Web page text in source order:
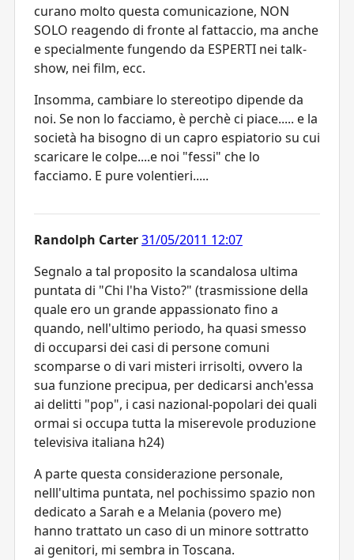
curano molto questa comunicazione, NON
SOLO reagendo di fronte al fattaccio, ma anche
e specialmente fungendo da ESPERTI nei talk-
show, nei film, ecc.
Insomma, cambiare lo stereotipo dipende da
noi. Se non lo facciamo, è perchè ci piace..... e la
società ha bisogno di un capro espiatorio su cui
scaricare le colpe....e noi "fessi" che lo
facciamo. E pure volentieri.....
Randolph Carter31/05/2011 12:07
Segnalo a tal proposito la scandalosa ultima
puntata di "Chi l'ha Visto?" (trasmissione della
quale ero un grande appassionato fino a
quando, nell'ultimo periodo, ha quasi smesso
di occuparsi dei casi di persone comuni
scomparse o di vari misteri irrisolti, ovvero la
sua funzione precipua, per dedicarsi anch'essa
ai delitti "pop", i casi nazional-popolari dei quali
ormai si occupa tutta la miserevole produzione
televisiva italiana h24)
A parte questa considerazione personale,
nelll'ultima puntata, nel pochissimo spazio non
dedicato a Sarah e a Melania (povero me)
hanno trattato un caso di un minore sottratto
ai genitori, mi sembra in Toscana.